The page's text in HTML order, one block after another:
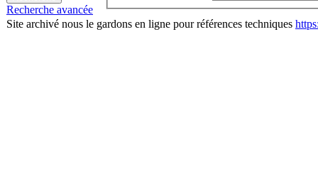
Recherche avancée
Site archivé nous le gardons en ligne pour références techniques